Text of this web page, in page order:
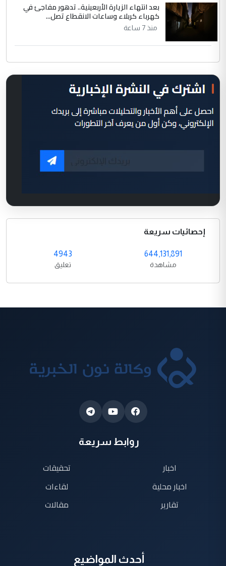
بعد انتهاء الزيارة الأربعينية.. تدهور مفاجئ في
كهرباء كربلاء وساعات الانقطاع تصل...
منذ 7 ساعة
إحصائيات سريعة
644,131,891
مشاهدة
4943
تعليق
روابط سريعة
اخبار
اخبار محلية
تقارير
تحقيقات
لقاءات
مقالات
أحدث المواضيع